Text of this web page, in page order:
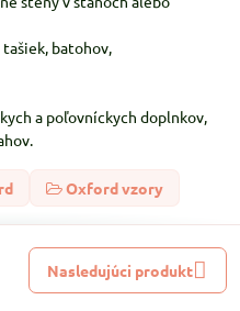
batohov,
a poľovníckych doplnkov,
Oxford vzory
Nasledujúci produkt